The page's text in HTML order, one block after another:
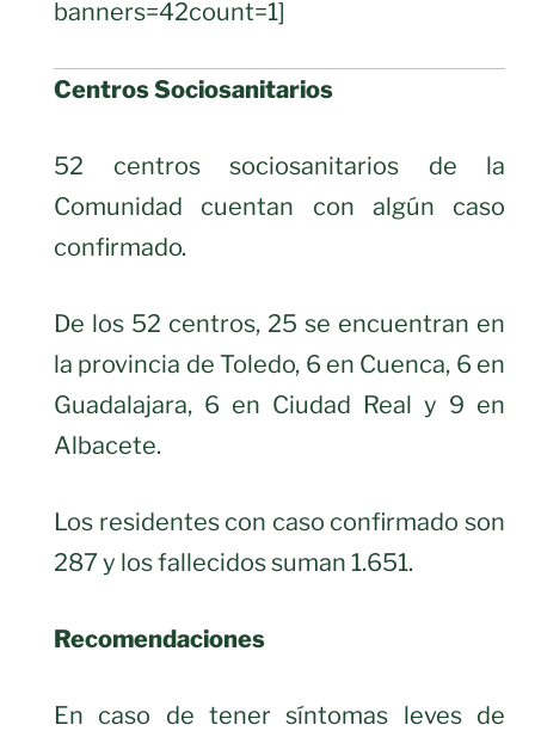
banners=42count=1]
Centros Sociosanitarios
52 centros sociosanitarios de la
Comunidad cuentan con algún caso
confirmado.
De los 52 centros, 25 se encuentran en
la provincia de Toledo, 6 en Cuenca, 6 en
Guadalajara, 6 en Ciudad Real y 9 en
Albacete.
Los residentes con caso confirmado son
287 y los fallecidos suman 1.651.
Recomendaciones
En caso de tener síntomas leves de